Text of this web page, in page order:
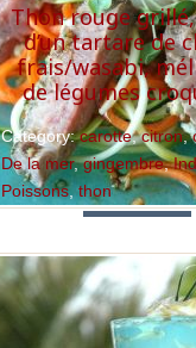
Thon rouge
d’un tartare de
frais/wasabi,
de légumes
Category:carotte,citron,
De la mer,gingembre,
Poissons,thon